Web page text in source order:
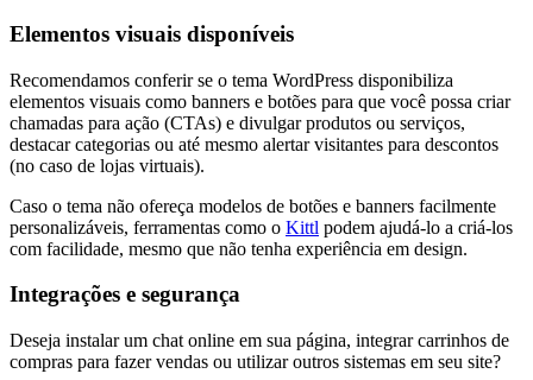
Elementos visuais disponíveis
Recomendamos conferir se o tema WordPress disponibiliza
elementos visuais como banners e botões para que você possa criar
chamadas para ação (CTAs) e divulgar produtos ou serviços,
destacar categorias ou até mesmo alertar visitantes para descontos
(no caso de lojas virtuais).
Caso o tema não ofereça modelos de botões e banners facilmente
personalizáveis, ferramentas como o Kittl podem ajudá-lo a criá-los
com facilidade, mesmo que não tenha experiência em design.
Integrações e segurança
Deseja instalar um chat online em sua página, integrar carrinhos de
compras para fazer vendas ou utilizar outros sistemas em seu site?